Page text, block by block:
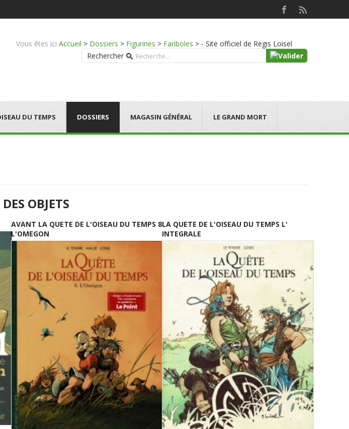
Vous êtes ici Accueil > Dossiers > Figurines > Fariboles > - Site officiel de Regis Loisel
Rechercher
DU TEMPS DOSSIERS MAGASIN GÉNÉRAL LE GRAND MORT
OBJETS
AVANT LA QUETE DE L'OISEAU DU TEMPS 8
L'OMEGON
LA QUETE DE L'OISEAU DU TEMPS L'
INTEGRALE